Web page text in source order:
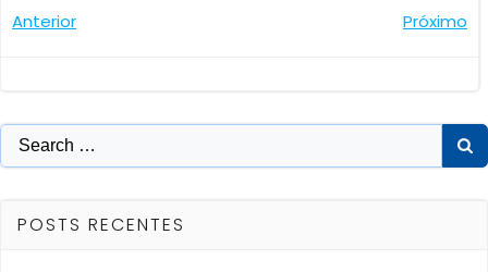
Navegação
Post
Anterior
Post
Próximo
Search
for:
POSTS RECENTES